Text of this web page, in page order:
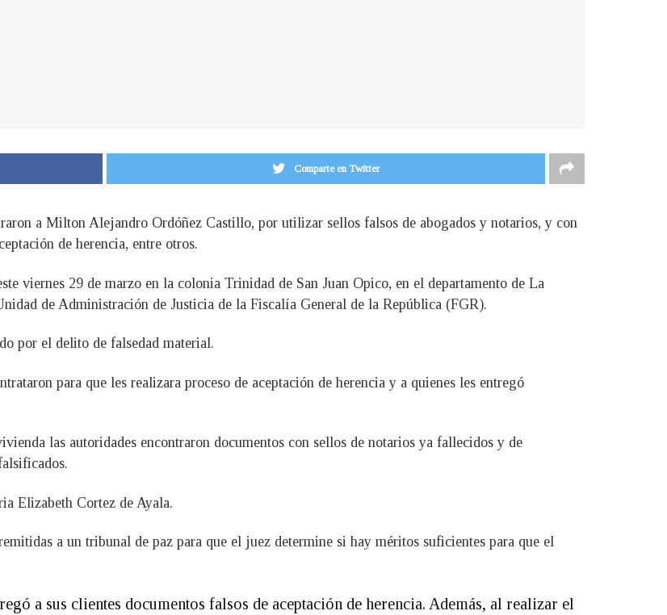
Comparte en Twitter
a Milton Alejandro Ordóñez Castillo, por utilizar sellos falsos de abogados y notarios, y con
de herencia, entre otros.
viernes 29 de marzo en la colonia Trinidad de San Juan Opico, en el departamento de La
de Administración de Justicia de la Fiscalía General de la República (FGR).
por el delito de falsedad material.
para que les realizara proceso de aceptación de herencia y a quienes les entregó
las autoridades encontraron documentos con sellos de notarios ya fallecidos y de
Elizabeth Cortez de Ayala.
a un tribunal de paz para que el juez determine si hay méritos suficientes para que el
a sus clientes documentos falsos de aceptación de herencia. Además, al realizar el